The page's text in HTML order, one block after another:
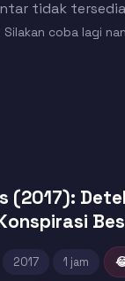
tidak
Silakan coba lagi
(2017):
2017 1 jam